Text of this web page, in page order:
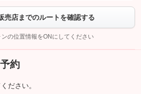
タンをタップして問い合わせを
。
こちら
売店までのルートを確認する
ンの位置情報をONにしてください
約
ださい。